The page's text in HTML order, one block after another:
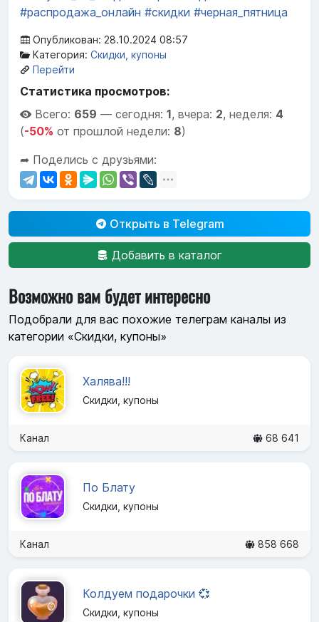
#распродажа_онлайн #скидки #черная_пятница
Опубликован: 28.10.2024 08:57
Категория: Скидки, купоны
Перейти
Статистика просмотров:
Всего: 659 — сегодня: 1, вчера: 2, неделя: 4
(-50% от прошлой недели: 8)
➦ Поделись с друзьями:
Открыть в Telegram
Добавить в каталог
Возможно вам будет интересно
Подобрали для вас похожие телеграм каналы из
категории «Скидки, купоны»
Халява!!!
Скидки, купоны
Канал 68 641
По Блату
Скидки, купоны
Канал 858 668
Колдуем подарочки 💞
Скидки, купоны